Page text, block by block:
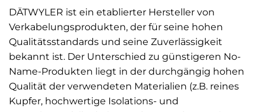
DÄTWYLER ist ein etablierter Hersteller von
Verkabelungsprodukten, der für seine hohen
Qualitätsstandards und seine Zuverlässigkeit
bekannt ist. Der Unterschied zu günstigeren No-
Name-Produkten liegt in der durchgängig hohen
Qualität der verwendeten Materialien (z.B. reines
Kupfer, hochwertige Isolations- und